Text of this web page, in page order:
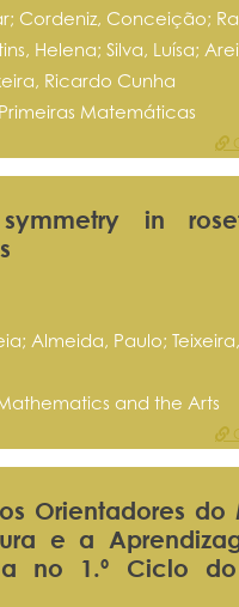
Cordeniz, Conceição;
Helena; Silva, Luísa;
Ricardo Cunha
Matemáticas
symmetry in
Almeida, Paulo;
and the Arts
Orientadores do
e a
no 1.º Ciclo do